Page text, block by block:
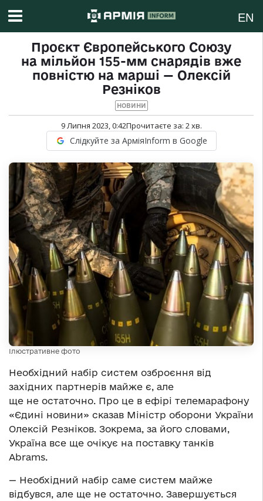
EN
Проєкт Європейського Союзу
на мільйон 155-мм снарядів вже
повністю на марші — Олексій
Резніков
НОВИНИ
9 Липня 2023, 0:42Прочитаєте за: 2хв.
Слідкуйте за АрміяInform в Google
Ілюстративне фото
Необхідний набір систем озброєння від
західних партнерів майже є, але
ще не остаточно. Про це в ефірі телемарафону
«Єдині новини» сказав Міністр оборони України
Олексій Резніков. Зокрема, за його словами,
Україна все ще очікує на поставку танків
Abrams.
— Необхідний набір саме систем майже
відбувся, але ще не остаточно. Завершується